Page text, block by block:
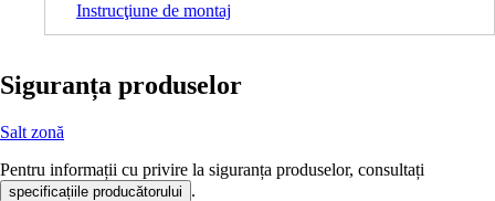
Instrucţiune de montaj
Siguranța produselor
Salt zonă
Pentru informații cu privire la siguranța produselor, consultați
specificațiile producătorului .